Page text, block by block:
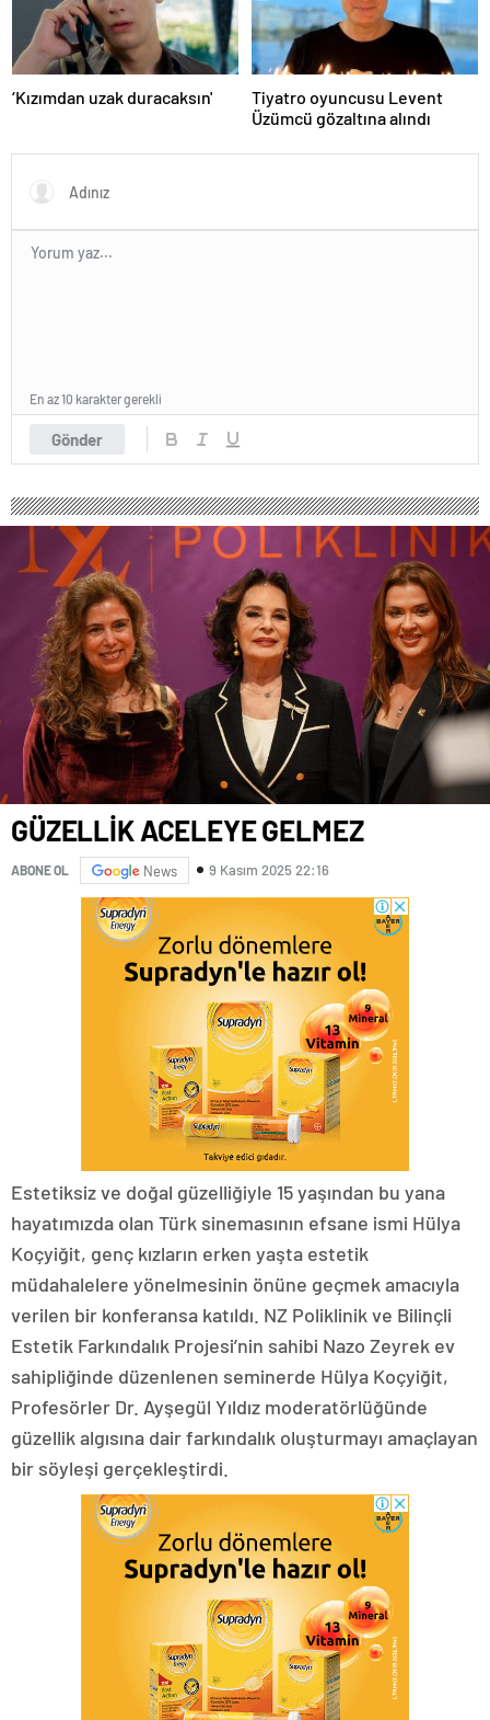
‘Kızımdan uzak duracaksın'
Tiyatro oyuncusu Levent
Üzümcü gözaltına alındı
Gönder
En az 10 karakter gerekli
GÜZELLİK ACELEYE GELMEZ
ABONE OL News 9 Kasım 2025 22:16
Estetiksiz ve doğal güzelliğiyle 15 yaşından bu yana
hayatımızda olan Türk sinemasının efsane ismi Hülya
Koçyiğit, genç kızların erken yaşta estetik
müdahalelere yönelmesinin önüne geçmek amacıyla
verilen bir konferansa katıldı. NZ Poliklinik ve Bilinçli
Estetik Farkındalık Projesi’nin sahibi Nazo Zeyrek ev
sahipliğinde düzenlenen seminerde Hülya Koçyiğit,
Profesörler Dr. Ayşegül Yıldız moderatörlüğünde
güzellik algısına dair farkındalık oluşturmayı amaçlayan
bir söyleşi gerçekleştirdi.